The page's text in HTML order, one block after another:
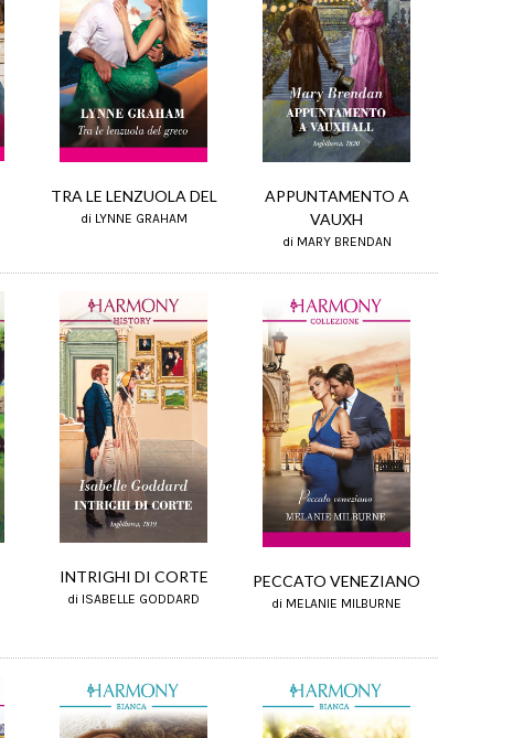
TRA LE LENZUOLA DEL
di LYNNE GRAHAM
APPUNTAMENTO A
VAUXH
di MARY BRENDAN
INTRIGHI DI CORTE
di ISABELLE GODDARD
PECCATO VENEZIANO
di MELANIE MILBURNE